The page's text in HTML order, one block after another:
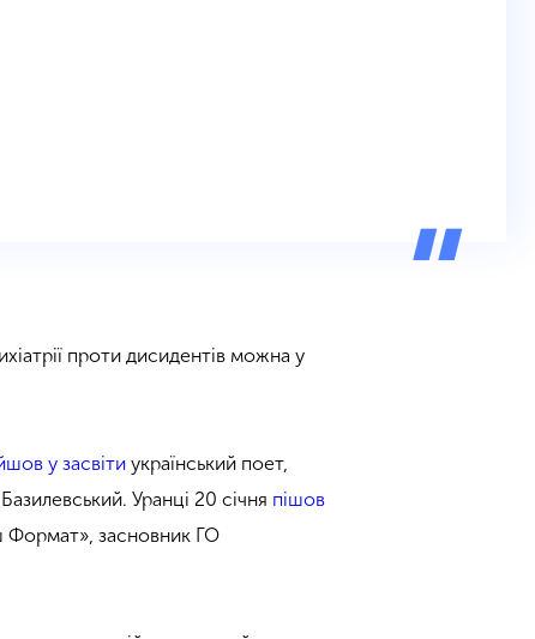
проти дисидентів можна у
у засвіти український поет,
Уранці 20 січня пішов
Формат», засновник ГО